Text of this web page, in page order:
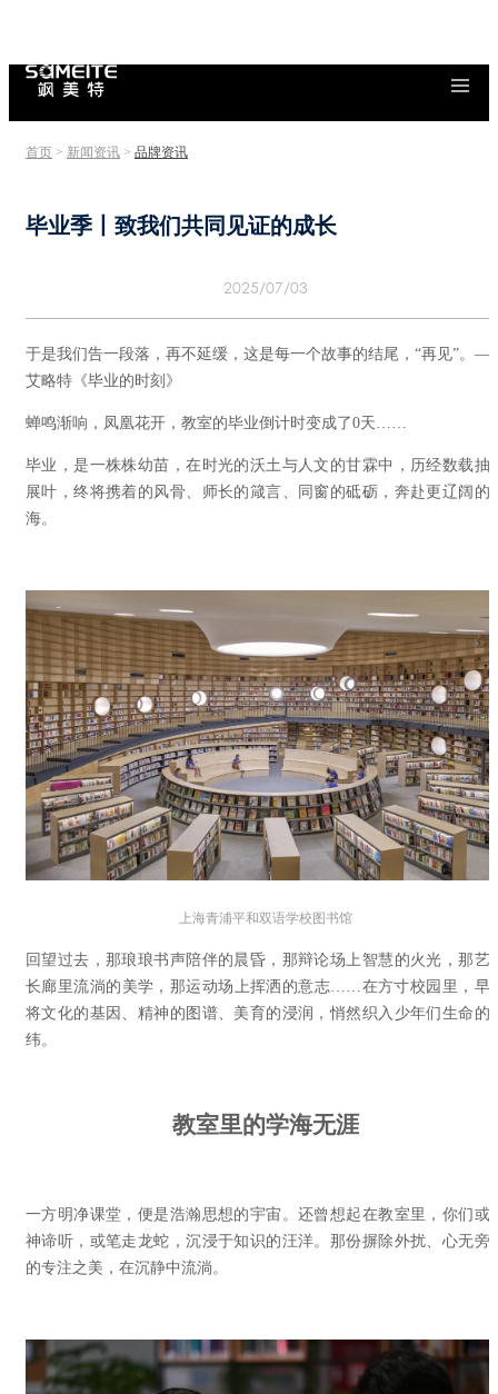
首页 > 新闻资讯 > 品牌资讯
毕业季丨致我们共同见证的成长
2025/07/03
于是我们告一段落，再不延缓，这是每一个故事的结尾，“再见”。
艾略特《毕业的时刻》
蝉鸣渐响，凤凰花开，教室的毕业倒计时变成了0天……
毕业，是一株株幼苗，在时光的沃土与人文的甘霖中，历经数载抽
展叶，终将携着的风骨、师长的箴言、同窗的砥砺，奔赴更辽阔的
海。
上海青浦平和双语学校图书馆
回望过去，那琅琅书声陪伴的晨昏，那辩论场上智慧的火光，那艺
长廊里流淌的美学，那运动场上挥洒的意志……在方寸校园里，早
将文化的基因、精神的图谱、美育的浸润，悄然织入少年们生命的
纬。
教室里的学海无涯
一方明净课堂，便是浩瀚思想的宇宙。还曾想起在教室里，你们或
神谛听，或笔走龙蛇，沉浸于知识的汪洋。那份摒除外扰、心无旁
的专注之美，在沉静中流淌。